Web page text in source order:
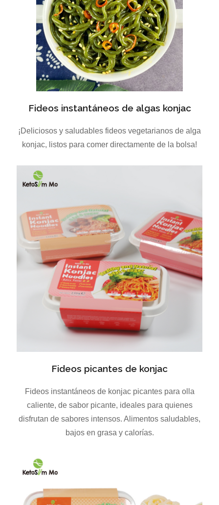
Fideos instantáneos de algas konjac
¡Deliciosos y saludables fideos vegetarianos de alga
konjac, listos para comer directamente de la bolsa!
Fideos picantes de konjac
Fideos instantáneos de konjac picantes para olla
caliente, de sabor picante, ideales para quienes
disfrutan de sabores intensos. Alimentos saludables,
bajos en grasa y calorías.